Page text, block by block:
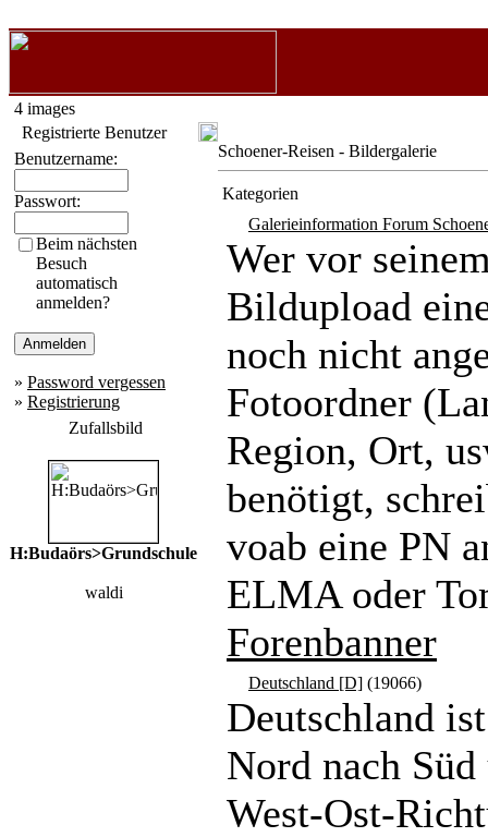
4 images
Registrierte Benutzer
Benutzername:
Passwort:
Beim nächsten
Besuch
automatisch
anmelden?
» Password vergessen
» Registrierung
Zufallsbild
H:Budaörs>Grundschule
waldi
Schoener-Reisen - Bildergalerie
Kategorien
Galerieinformation Forum
Wer vor
Bildupload
noch nicht
Fotoordner
Region, Ort,
benötigt,
voab eine PN
ELMA oder
Forenbanner
Deutschland [D] (19066)
Deutschland
Nord nach
West-Ost-